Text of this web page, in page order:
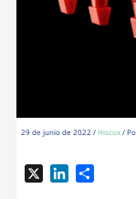
29 de junio de 2022 /Hiscox/